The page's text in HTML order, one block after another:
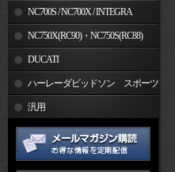
NC700S / NC700X / INTEGRA
NC750X(RC90)・NC750S(RC88)
DUCATI
ハーレーダビッドソン スポーツ
スター汎用